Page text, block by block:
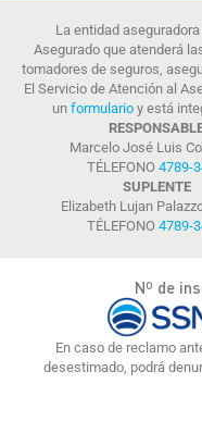
La entidad
Asegurado que atenderá
tomadores de seguros,
El Servicio de Atención al
un formulario y está
Marcelo José Luis
TÉLEFONO 4789-
SUPLENTE
Elizabeth Lujan
TÉLEFONO 4789-
Nº de
En caso de reclamo
desestimado, podrá